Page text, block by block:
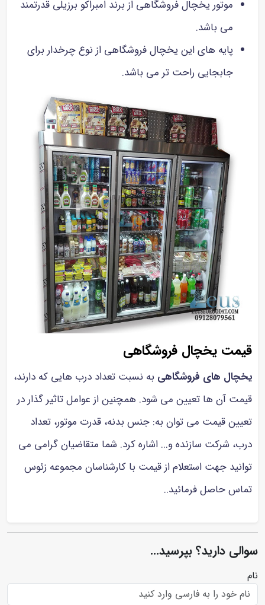
موتور یخچال فروشگاهی از برند امبراکو برزیلی قدرتمند
می باشد.
پایه های این یخچال فروشگاهی از نوع چرخدار برای
جابجایی راحت تر می باشد.
قیمت یخچال فروشگاهی
یخچال های فروشگاهی به نسبت تعداد درب هایی که دارند،
قیمت آن ها تعیین می شود. همچنین از عوامل تاثیر گذار در
تعیین قیمت می توان به: جنس بدنه، قدرت موتور، تعداد
درب، شرکت سازنده و... اشاره کرد. شما متقاضیان گرامی می
توانید جهت استعلام از قیمت با کارشناسان مجموعه زئوس
تماس حاصل فرمائید..
سوالی دارید؟ بپرسید...
نام